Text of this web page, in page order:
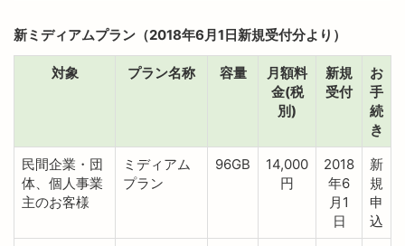
新ミディアムプラン（2018年6月1日新規受付分より）
対象 プラン名称 容量
月額料
金(税
別)
新規
受付
お
手
続
き
民間企業・団
体、個人事業
主のお客様
ミディアム
プラン
96GB
14,000
円
2018
年6
月1
日
新
規
申
込